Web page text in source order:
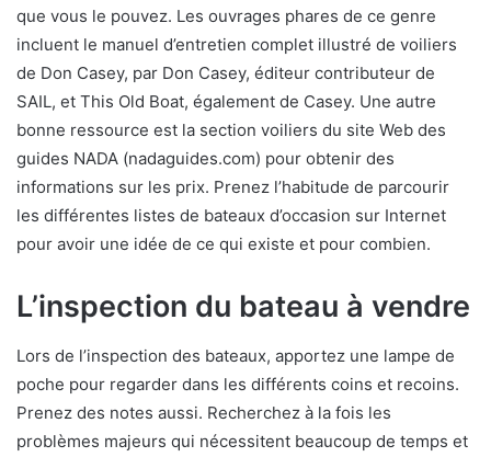
que vous le pouvez. Les ouvrages phares de ce genre
incluent le manuel d’entretien complet illustré de voiliers
de Don Casey, par Don Casey, éditeur contributeur de
SAIL, et This Old Boat, également de Casey. Une autre
bonne ressource est la section voiliers du site Web des
guides NADA (nadaguides.com) pour obtenir des
informations sur les prix. Prenez l’habitude de parcourir
les différentes listes de bateaux d’occasion sur Internet
pour avoir une idée de ce qui existe et pour combien.
L’inspection du bateau à vendre
Lors de l’inspection des bateaux, apportez une lampe de
poche pour regarder dans les différents coins et recoins.
Prenez des notes aussi. Recherchez à la fois les
problèmes majeurs qui nécessitent beaucoup de temps et